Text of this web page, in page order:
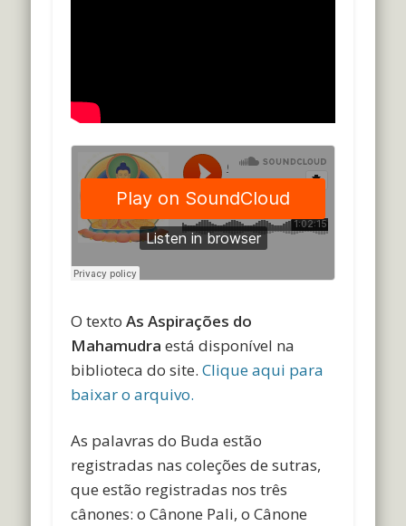
O textoAs Aspirações do
Mahamudra está disponível na
biblioteca do site.Clique aqui para
baixar o arquivo.
As palavras do Buda estão
registradas nas coleções de sutras,
que estão registradas nos três
cânones: o Cânone Pali, o Cânone